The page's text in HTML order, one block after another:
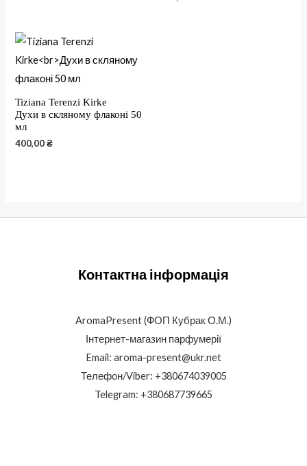
Tiziana Terenzi Kirke
Духи в скляному флаконі 50
мл
400,00₴
Контактна інформація
AromaPresent (ФОП Кубрак О.М.)
Інтернет-магазин парфумерії
Email: aroma-present@ukr.net
Телефон/Viber: +380674039005
Telegram: +380687739665